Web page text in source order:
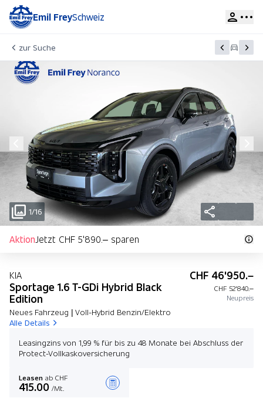
Emil FreySchweiz
zur Suche
1/16
AktionJetzt CHF 5'890.– sparen
KIA
Sportage 1.6 T-GDi Hybrid Black
Edition
Neues Fahrzeug | Voll-Hybrid Benzin/Elektro
Alle Details
CHF 46'950.–
CHF 52'840.–
Neupreis
Leasingzins von 1,99 % für bis zu 48 Monate bei Abschluss der
Protect-Vollkaskoversicherung
Leasen ab CHF
415.00 /Mt.